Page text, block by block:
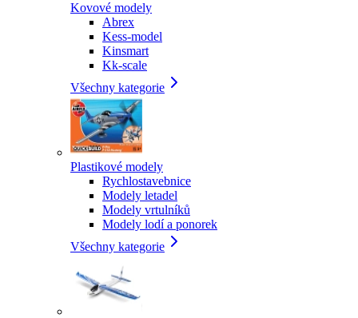
Kovové modely
Abrex
Kess-model
Kinsmart
Kk-scale
Všechny kategorie
Plastikové modely
Rychlostavebnice
Modely letadel
Modely vrtulníků
Modely lodí a ponorek
Všechny kategorie